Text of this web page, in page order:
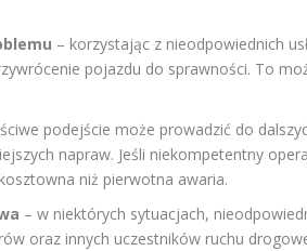
– korzystając z nieodpowiednich
pojazdu do sprawności. To
podejście może prowadzić do
napraw. Jeśli niekompetentny
niż pierwotna awaria.
– w niektórych sytuacjach,
oraz innych uczestników ruchu